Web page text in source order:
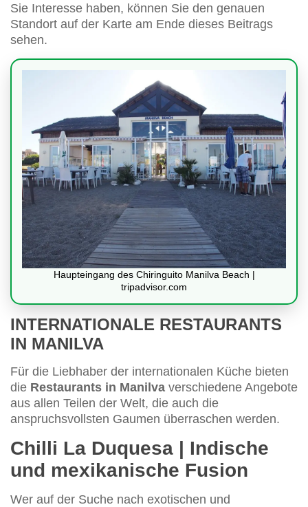
Sie Interesse haben, können Sie den genauen
Standort auf der Karte am Ende dieses Beitrags
sehen.
Haupteingang des Chiringuito Manilva Beach |
tripadvisor.com
INTERNATIONALE RESTAURANTS
IN MANILVA
Für die Liebhaber der internationalen Küche bieten
die Restaurants in Manilva verschiedene Angebote
aus allen Teilen der Welt, die auch die
anspruchsvollsten Gaumen überraschen werden.
Chilli La Duquesa | Indische
und mexikanische Fusion
Wer auf der Suche nach exotischen und